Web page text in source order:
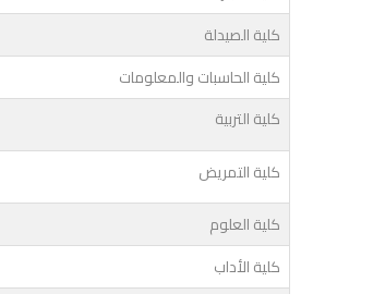
كلية الصيدلة
كلية الحاسبات والمعلومات
كلية التربية
كلية التمريض
كلية العلوم
كلية الأداب